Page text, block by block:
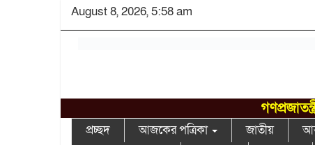
August 8, 2026, 5:58 am
প্রচ্ছদ আজকের পত্রিকা জাতীয়